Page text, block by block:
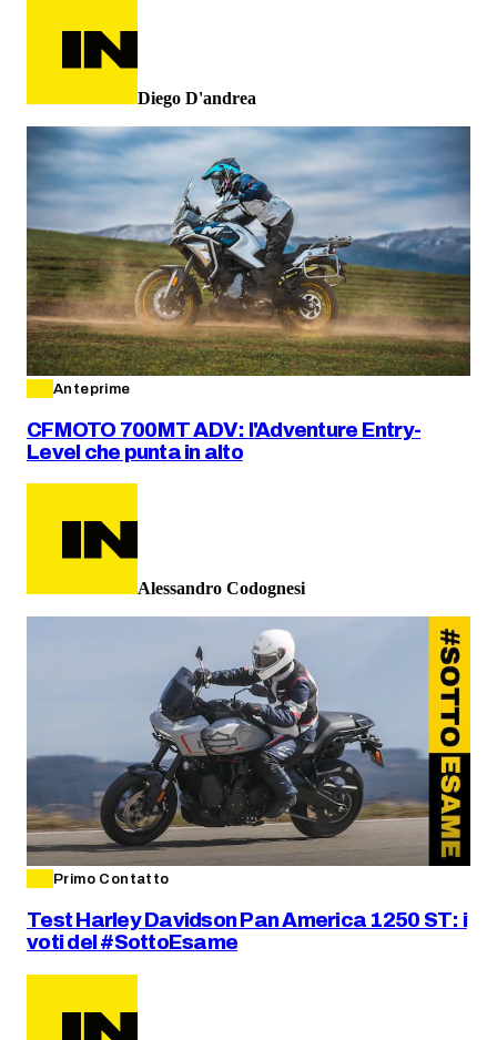
Diego D'andrea
Anteprime
CFMOTO 700MT ADV: l'Adventure Entry-
Level che punta in alto
Alessandro Codognesi
Primo Contatto
Test Harley Davidson Pan America 1250 ST: i
voti del #SottoEsame